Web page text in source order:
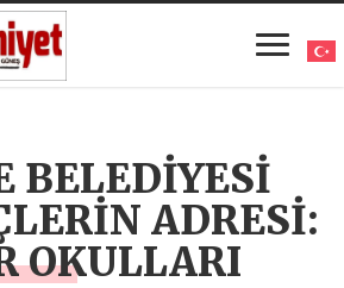
BELEDİYESİ
ADRESİ:
OKULLARI